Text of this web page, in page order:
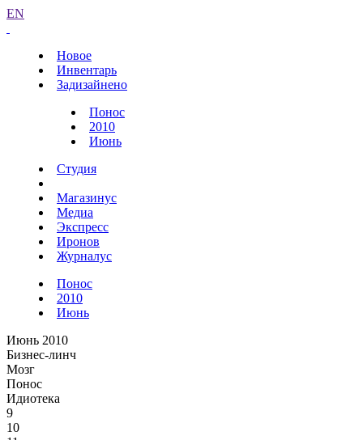
EN
Новое
Инвентарь
Задизайнено
Понос
2010
Июнь
Студия
Магазинус
Медиа
Экспресс
Иронов
Журналус
Понос
2010
Июнь
Июнь 2010
Бизнес-линч
Мозг
Понос
Идиотека
9
10